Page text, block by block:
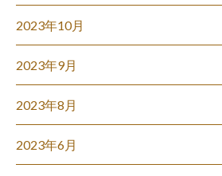
2023年10月
2023年9月
2023年8月
2023年6月